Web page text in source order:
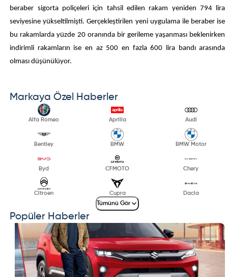
beraber sigorta poliçeleri için tahsil edilen rakam yeniden 794 lira
seviyesine yükseltilmişti. Gerçekleştirilen yeni uygulama ile beraber ise
bu rakamlarda yüzde 20 oranında bir gerileme yaşanması beklenirken
indirimli rakamların ise en az 500 en fazla 600 lira bandı arasında
olması düşünülüyor.
Markaya Özel Haberler
Alfa Romeo Aprilia Audi
Bentley BMW BMW Motor
Byd CFMOTO Chery
Citroen Cupra Dacia
Tümünü Gör
Popüler Haberler